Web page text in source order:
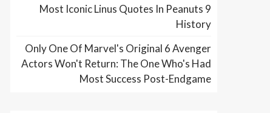
9 Most Iconic Linus Quotes In Peanuts
History
Only One Of Marvel's Original 6 Avenger
Actors Won't Return: The One Who's Had
Most Success Post-Endgame